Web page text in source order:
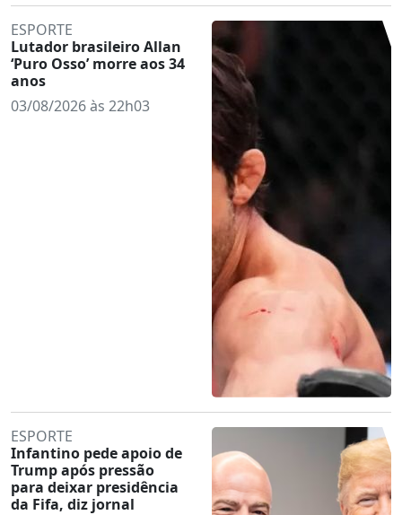
ESPORTE
Lutador brasileiro Allan
‘Puro Osso’ morre aos 34
anos
03/08/2026 às 22h03
ESPORTE
Infantino pede apoio de
Trump após pressão
para deixar presidência
da Fifa, diz jornal